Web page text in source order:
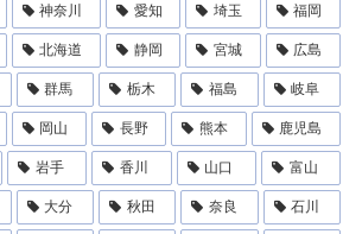
神奈川 愛知 埼玉 福岡
北海道 静岡 宮城 広島
群馬 栃木 福島 岐阜
岡山 長野 熊本 鹿児島
岩手 香川 山口 富山
大分 秋田 奈良 石川